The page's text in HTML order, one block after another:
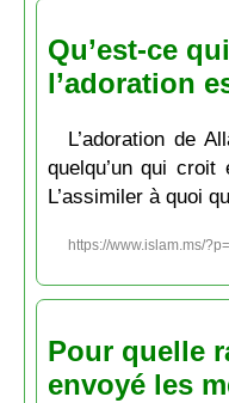
Qu’est-ce
l’adoration
L’adoration de
quelqu’un qui croit
L’assimiler à quoi
https://www.islam.ms/
Pour quelle
envoyé les